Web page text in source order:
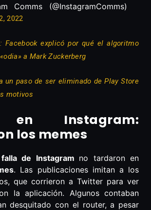
Comms (@InstagramComms)
2022
Facebook explicó por qué el algoritmo
a Mark Zuckerberg
un paso de ser eliminado de Play Store
motivos
en Instagram:
los memes
falla de Instagram no tardaron en
. Las publicaciones imitan a los
que corrieron a Twitter para ver
la aplicación. Algunos contaban
desquitado con el router, a pesar